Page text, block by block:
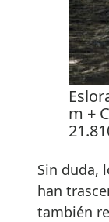
m +
Sin duda,
han
también